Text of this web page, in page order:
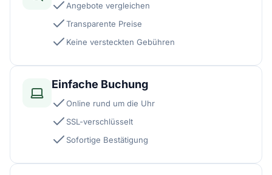
Angebote vergleichen
Transparente Preise
Keine versteckten Gebühren
Einfache Buchung
Online rund um die Uhr
SSL-verschlüsselt
Sofortige Bestätigung